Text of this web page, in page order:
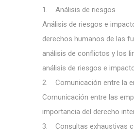
1. Análisis de riesgos
Análisis de riesgos e
derechos humanos de las
análisis de conflictos y los
análisis de riesgos e
2. Comunicación entre la
Comunicación entre las
importancia del derecho
3. Consultas exhaustivas